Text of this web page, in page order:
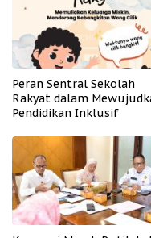
Peran Sentral Sekolah
Rakyat dalam
Pendidikan Inklusif